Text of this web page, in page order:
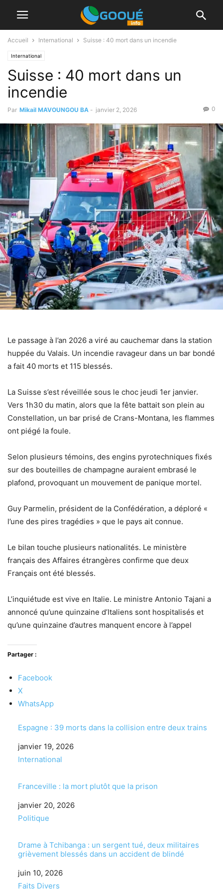
Accueil International Suisse : 40 mort dans un incendie
International
Suisse : 40 mort dans un
incendie
Par Mikail MAVOUNGOU BA - janvier 2, 2026 0
Le passage à l’an 2026 a viré au cauchemar dans la station
huppée du Valais. Un incendie ravageur dans un bar bondé
a fait 40 morts et 115 blessés.
La Suisse s’est réveillée sous le choc jeudi 1er janvier.
Vers 1h30 du matin, alors que la fête battait son plein au
Constellation, un bar prisé de Crans-Montana, les flammes
ont piégé la foule.
Selon plusieurs témoins, des engins pyrotechniques fixés
sur des bouteilles de champagne auraient embrasé le
plafond, provoquant un mouvement de panique mortel.
Guy Parmelin, président de la Confédération, a déploré «
l’une des pires tragédies » que le pays ait connue.
Le bilan touche plusieurs nationalités. Le ministère
français des Affaires étrangères confirme que deux
Français ont été blessés.
L’inquiétude est vive en Italie. Le ministre Antonio Tajani a
annoncé qu’une quinzaine d’Italiens sont hospitalisés et
qu’une quinzaine d’autres manquent encore à l’appel
Partager :
Facebook
X
WhatsApp
Espagne : 39 morts dans la collision entre deux trains
Date
janvier 19, 2026
Par rapport à
International
Franceville : la mort plutôt que la prison
Date
janvier 20, 2026
Par rapport à
Politique
Drame à Tchibanga : un sergent tué, deux militaires
grièvement blessés dans un accident de blindé
Date
juin 10, 2026
Par rapport à
Faits Divers